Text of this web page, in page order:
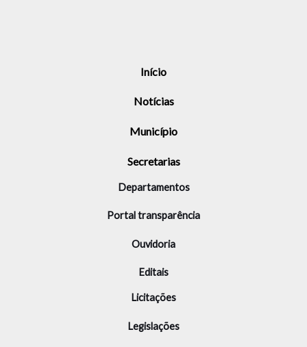
Início
Notícias
Município
Secretarias
Departamentos
Portal transparência
Ouvidoria
Editais
Licitações
Legislações